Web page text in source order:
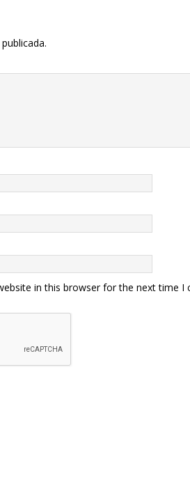
in this browser for the next time I